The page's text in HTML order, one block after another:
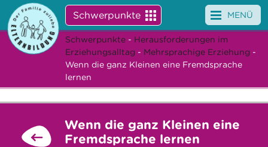
Schwerpunkte
Angebote
Veranstaltungen
News
Service
MENÜ
Schwerpunkte - Herausforderungen im
Erziehungsalltag - Mehrsprachige Erziehung -
Wenn die ganz Kleinen eine Fremdsprache
lernen
Wenn die ganz Kleinen eine
Fremdsprache lernen